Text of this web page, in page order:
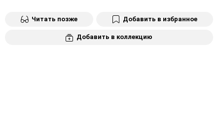
Читать позже Добавить в избранное
Добавить в коллекцию